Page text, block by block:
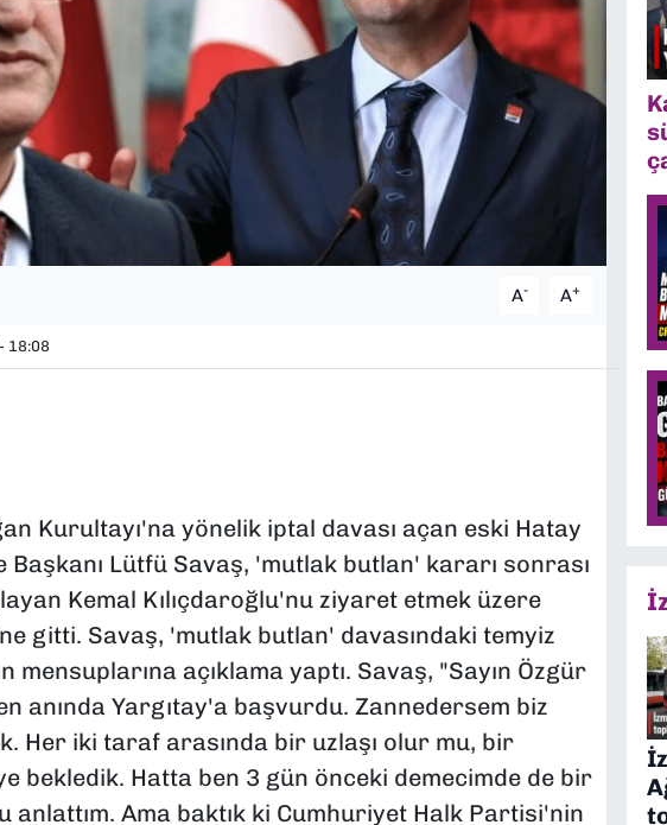
A- A+
18:08
Kurultayı'na yönelik iptal davası açan eski Hatay
Başkanı Lütfü Savaş, 'mutlak butlan' kararı sonrası
Kemal Kılıçdaroğlu'nu ziyaret etmek üzere
gitti. Savaş, 'mutlak butlan' davasındaki temyiz
mensuplarına açıklama yaptı. Savaş, "Sayın Özgür
anında Yargıtay'a başvurdu. Zannedersem biz
Her iki taraf arasında bir uzlaşı olur mu, bir
bekledik. Hatta ben 3 gün önceki demecimde de bir
anlattım. Ama baktık ki Cumhuriyet Halk Partisi'nin